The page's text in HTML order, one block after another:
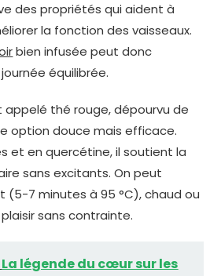
des propriétés qui aident à
la fonction des vaisseaux.
bien infusée peut donc
équilibrée.
appelé thé rouge, dépourvu de
option douce mais efficace.
et en quercétine, il soutient la
sans excitants. On peut
(5-7 minutes à 95 °C), chaud ou
sans contrainte.
La légende du cœur sur les